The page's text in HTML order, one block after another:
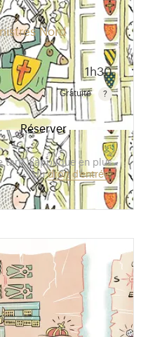
Nord
1h30
Gratuité
de moins de 10 ans.Tarif
Réserver
tarif s'applique en plus
dudroit d'entrée.